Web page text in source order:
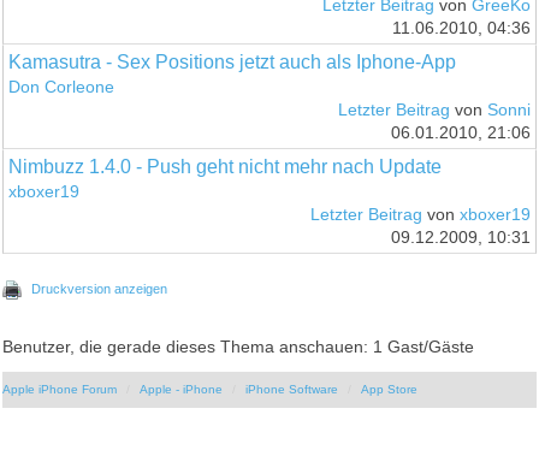
Letzter Beitrag von GreeKo
11.06.2010, 04:36
Kamasutra - Sex Positions jetzt auch als Iphone-App
Don Corleone
Letzter Beitrag von Sonni
06.01.2010, 21:06
Nimbuzz 1.4.0 - Push geht nicht mehr nach Update
xboxer19
Letzter Beitrag von xboxer19
09.12.2009, 10:31
Druckversion anzeigen
Benutzer, die gerade dieses Thema anschauen: 1 Gast/Gäste
Apple iPhone Forum Apple - iPhone iPhone Software App Store